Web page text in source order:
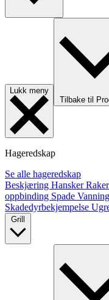
Lukk meny
Tilbake til
Hageredskap
Se alle hageredskap
Beskjæring Hansker
oppbinding Spade Vanning
Skadedyrbekjempelse